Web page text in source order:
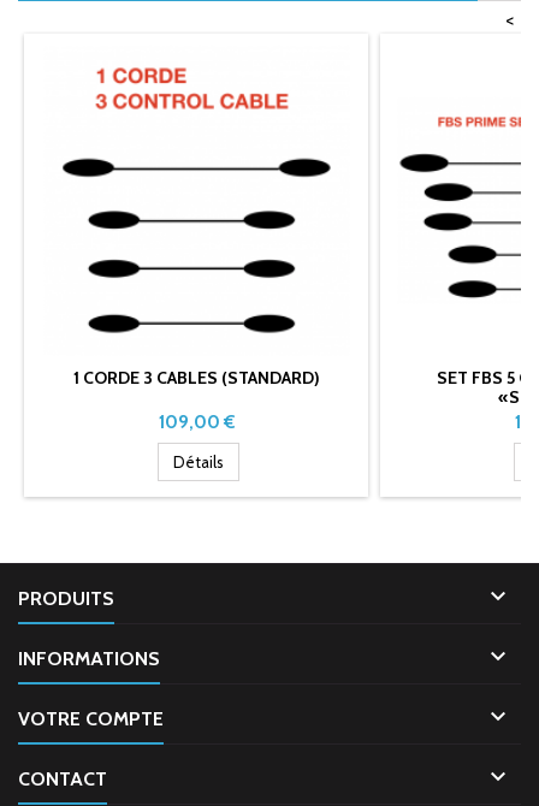
<
1 CORDE 3 CABLES (STANDARD)
Prix
109,00 €
Détails
SET FBS 5
PRODUITS 
INFORMATIONS 
VOTRE COMPTE 
CONTACT 